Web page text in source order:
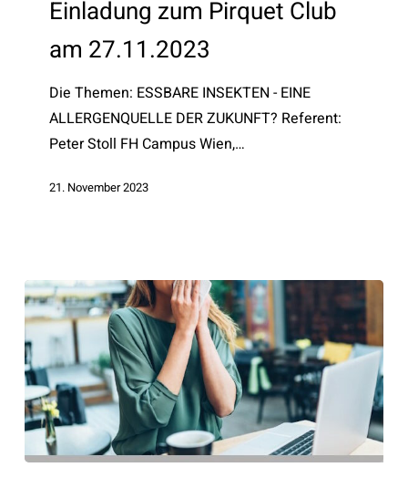
ClubEinladung zum Pirquet Club
am 27.11.2023
Die Themen: ESSBARE INSEKTEN - EINE
ALLERGENQUELLE DER ZUKUNFT? Referent:
Peter Stoll FH Campus Wien,…
21. November 2023